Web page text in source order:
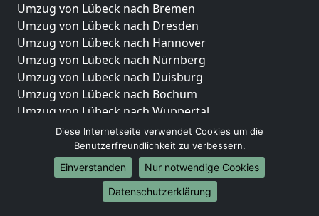
Umzug von Lübeck nach Bremen
Umzug von Lübeck nach Dresden
Umzug von Lübeck nach Hannover
Umzug von Lübeck nach Nürnberg
Umzug von Lübeck nach Duisburg
Umzug von Lübeck nach Bochum
Umzug von Lübeck nach Wuppertal
Umzug von Lübeck nach Bielefeld
Umzug von Lübeck nach Bonn
Umzug von Lübeck nach Münster
Internationale-Umzüge
Diese Internetseite verwendet Cookies um die
Benutzerfreundlichkeit zu verbessern.
Einverstanden
Nur notwendige Cookies
Datenschutzerklärung